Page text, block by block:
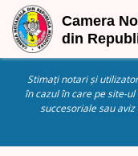
Stimați notari și
în cazul în care pe site-
succesoriale sau